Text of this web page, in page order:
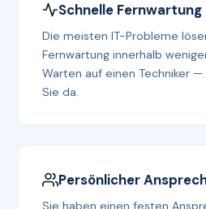
Schnelle Fernwartung
Die meisten IT-Probleme
Fernwartung innerhalb
Warten auf einen Techniker
Sie da.
Persönlicher
Sie haben einen festen